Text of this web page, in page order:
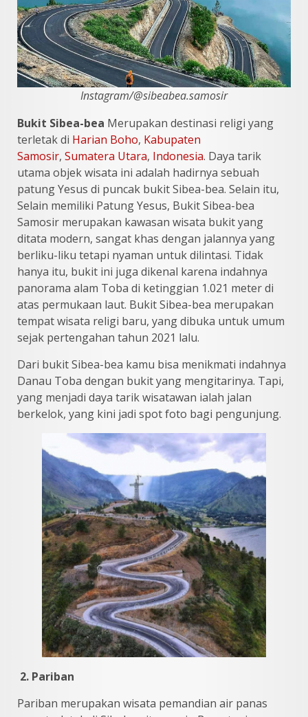
Instagram/@sibeabea.samosir
Bukit Sibea-bea Merupakan destinasi religi yang
terletak di Harian Boho, Kabupaten
Samosir, Sumatera Utara, Indonesia. Daya tarik
utama objek wisata ini adalah hadirnya sebuah
patung Yesus di puncak bukit Sibea-bea. Selain itu,
Selain memiliki Patung Yesus, Bukit Sibea-bea
Samosir merupakan kawasan wisata bukit yang
ditata modern, sangat khas dengan jalannya yang
berliku-liku tetapi nyaman untuk dilintasi. Tidak
hanya itu, bukit ini juga dikenal karena indahnya
panorama alam Toba di ketinggian 1.021 meter di
atas permukaan laut. Bukit Sibea-bea merupakan
tempat wisata religi baru, yang dibuka untuk umum
sejak pertengahan tahun 2021 lalu.
Dari bukit Sibea-bea kamu bisa menikmati indahnya
Danau Toba dengan bukit yang mengitarinya. Tapi,
yang menjadi daya tarik wisatawan ialah jalan
berkelok, yang kini jadi spot foto bagi pengunjung.
2. Pariban
Pariban merupakan wisata pemandian air panas